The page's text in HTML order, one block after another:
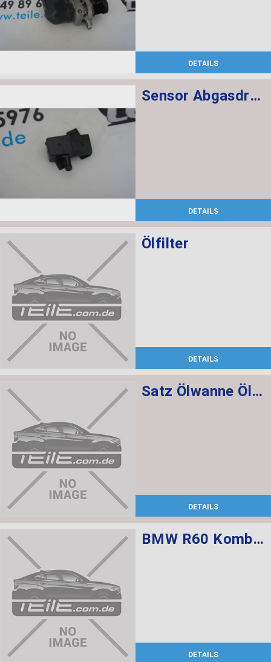
DETAILS
Sensor Abgasdruck
DETAILS
Ölfilter
DETAILS
Satz Ölwanne Ölfilter Automatikgetriebe
DETAILS
BMW R60 Kombischalter links L=520
DETAILS